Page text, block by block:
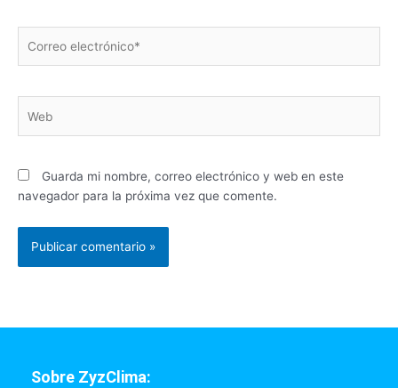
electrónico*
Guarda mi nombre, correo electrónico y web en este
navegador para la próxima vez que comente.
Sobre ZyzClima: